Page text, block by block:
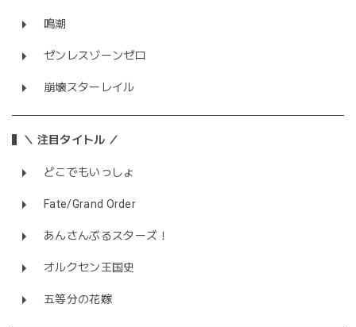
鳴潮
ゼンレスゾーンゼロ
崩壊スターレイル
＼ 注目タイトル ／
どこでもいっしょ
Fate/Grand Order
あんさんぶるスターズ！
オルクセン王国史
五等分の花嫁